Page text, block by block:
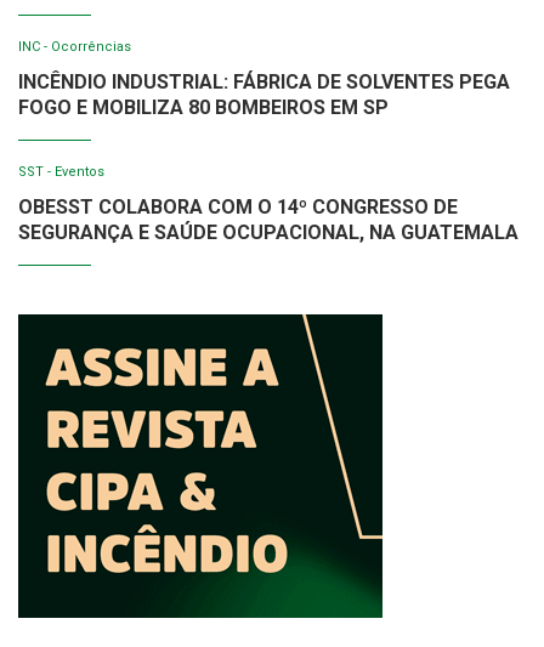
INC - Ocorrências
INCÊNDIO INDUSTRIAL: FÁBRICA DE SOLVENTES PEGA
FOGO E MOBILIZA 80 BOMBEIROS EM SP
SST - Eventos
OBESST COLABORA COM O 14º CONGRESSO DE
SEGURANÇA E SAÚDE OCUPACIONAL, NA GUATEMALA